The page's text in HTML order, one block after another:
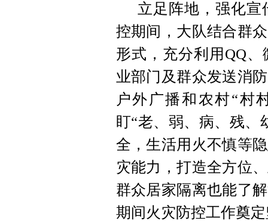
立足阵地，强化
控期间，大队结合群
形式，充分利用QQ
业部门及群众发送消
户外广播和农村“村
盯“老、弱、病、残、
全，生活用火不慎等
灾能力，打造全方位
群众居家隔离也能了
期间火灾防控工作奠